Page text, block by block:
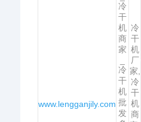
www.lengganjily.com
冷
干
机
商
家
冷
干
机
批
发
冷
干
机
厂
家,
冷
干
机
商